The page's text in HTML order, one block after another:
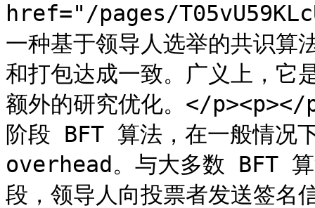
href="/pages/
一种基于领导人选举的共识算
和打包达成一致。广义上，
额外的研究优化。</p><p></
阶段 BFT 算法，在一般情
overhead。与大多数 BFT 算
段，领导人向投票者发送签名